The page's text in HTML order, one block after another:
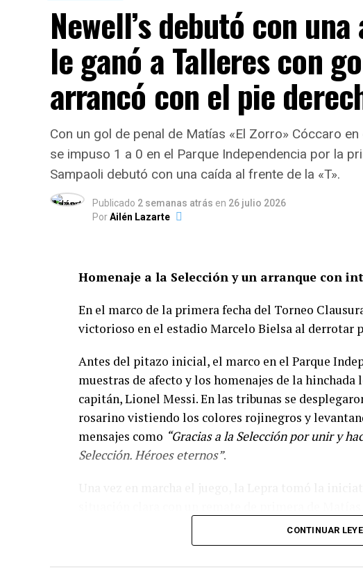
Newell’s debutó con
le ganó a Talleres con
arrancó con el pie
Con un gol de penal de Matías «El Zorro» Cóccaro
se impuso 1 a 0 en el Parque Independencia por la
Sampaoli debutó con una caída al frente de la «T».
Publicado 2 semanas atrás en 26 julio 2026
PorAilén Lazarte
Homenaje a la Selección y un arranque con
En el marco de la primera fecha del Torneo
victorioso en el estadio Marcelo Bielsa al derrotar
Antes del pitazo inicial, el marco en el Parque
muestras de afecto y los homenajes de la
capitán, Lionel Messi. En las tribunas se
rosarino vistiendo los colores rojinegros y
mensajes como “Gracias a la Selección por unir y
Selección. Héroes eternos”.
Walter Núñez, que fue controlado por el arquero
propio Unsain intervino para despejar con los
que en la jugada siguiente Jerónimo Russo
CONTINUAR